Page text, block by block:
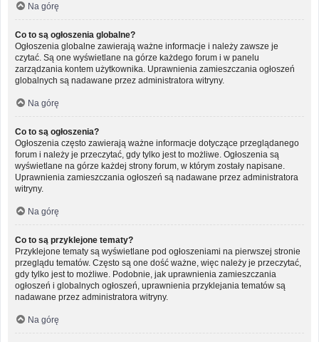
Na górę
Co to są ogłoszenia globalne?
Ogłoszenia globalne zawierają ważne informacje i należy zawsze je
czytać. Są one wyświetlane na górze każdego forum i w panelu
zarządzania kontem użytkownika. Uprawnienia zamieszczania ogłoszeń
globalnych są nadawane przez administratora witryny.
Na górę
Co to są ogłoszenia?
Ogłoszenia często zawierają ważne informacje dotyczące przeglądanego
forum i należy je przeczytać, gdy tylko jest to możliwe. Ogłoszenia są
wyświetlane na górze każdej strony forum, w którym zostały napisane.
Uprawnienia zamieszczania ogłoszeń są nadawane przez administratora
witryny.
Na górę
Co to są przyklejone tematy?
Przyklejone tematy są wyświetlane pod ogłoszeniami na pierwszej stronie
przeglądu tematów. Często są one dość ważne, więc należy je przeczytać,
gdy tylko jest to możliwe. Podobnie, jak uprawnienia zamieszczania
ogłoszeń i globalnych ogłoszeń, uprawnienia przyklejania tematów są
nadawane przez administratora witryny.
Na górę